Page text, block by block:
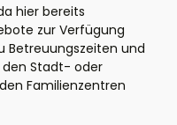
hier bereits
zur Verfügung
Betreuungszeiten und
den Stadt- oder
Familienzentren